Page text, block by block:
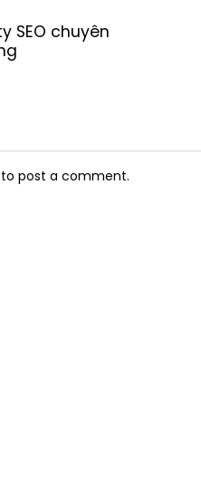
SEO chuyên
to post a comment.